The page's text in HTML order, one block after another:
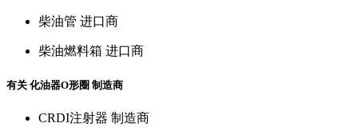
柴油管 进口商
柴油燃料箱 进口商
有关 化油器O形圈 制造商
CRDI注射器 制造商